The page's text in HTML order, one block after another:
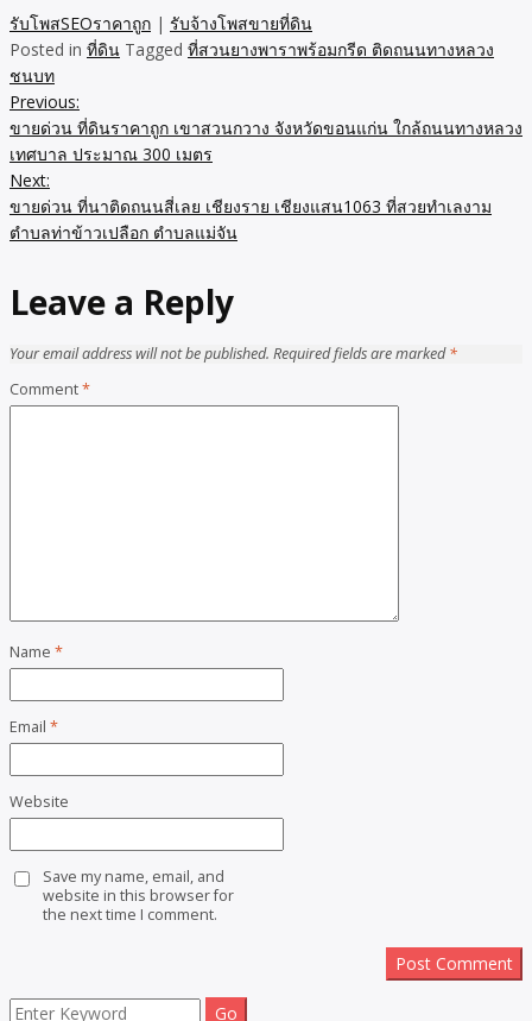
รับโพสSEOราคาถูก | รับจ้างโพสขายที่ดิน
Posted in ที่ดิน Tagged ที่สวนยางพาราพร้อมกรีด ติดถนนทางหลวง
ชนบท
Post
navigation
Previous:
ขายด่วน ที่ดินราคาถูก เขาสวนกวาง จังหวัดขอนแก่น ใกล้ถนนทางหลวง
เทศบาล ประมาณ 300 เมตร
Next:
ขายด่วน ที่นาติดถนนสี่เลย เชียงราย เชียงแสน1063 ที่สวยทำเลงาม
ตำบลท่าข้าวเปลือก ตำบลแม่จัน
Leave a Reply
Your email address will not be published. Required fields are marked*
Comment*
Name *
Email *
Website
Save my name, email, and
website in this browser for
the next time I comment.
Search